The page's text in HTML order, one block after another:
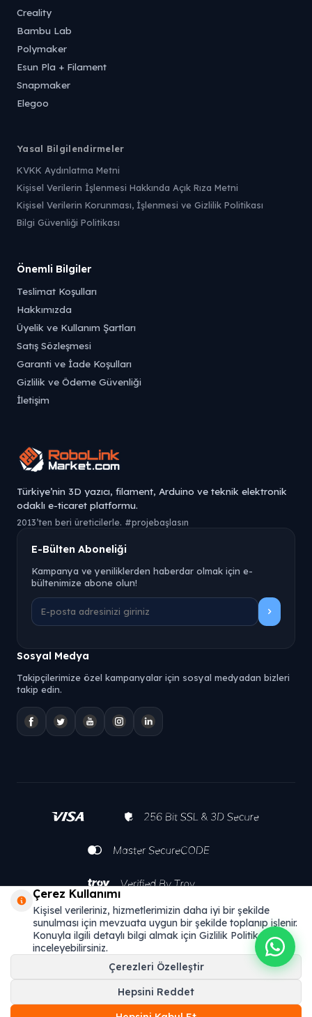
Creality
Bambu Lab
Polymaker
Esun Pla + Filament
Snapmaker
Elegoo
Yasal Bilgilendirmeler
KVKK Aydınlatma Metni
Kişisel Verilerin İşlenmesi Hakkında Açık Rıza Metni
Kişisel Verilerin Korunması, İşlenmesi ve Gizlilik Politikası
Bilgi Güvenliği Politikası
Önemli Bilgiler
Teslimat Koşulları
Hakkımızda
Üyelik ve Kullanım Şartları
Satış Sözleşmesi
Garanti ve İade Koşulları
Gizlilik ve Ödeme Güvenliği
İletişim
Türkiye’nin 3D yazıcı, filament, Arduino ve teknik elektronik
odaklı e-ticaret platformu.
2013’ten beri üreticilerle. #projebaşlasın
E-Bülten Aboneliği
Kampanya ve yeniliklerden haberdar olmak için e-
bültenimize abone olun!
Sosyal Medya
Takipçilerimize özel kampanyalar için sosyal medyadan bizleri
takip edin.
Çerez Kullanımı
Kişisel verileriniz, hizmetlerimizin daha iyi bir şekilde
sunulması için mevzuata uygun bir şekilde toplanıp işlenir.
Konuyla ilgili detaylı bilgi almak için Gizlilik Politikamızı
inceleyebilirsiniz.
Çerezleri Özelleştir
Hepsini Reddet